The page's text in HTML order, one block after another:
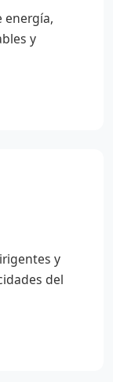
energía,
y
y
del